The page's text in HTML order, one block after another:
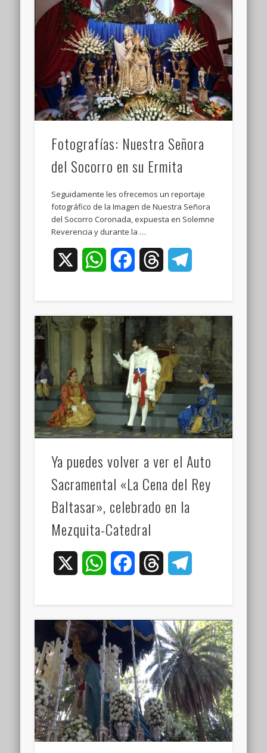
Fotografías: Nuestra Señora
del Socorro en su Ermita
Seguidamente les ofrecemos un reportaje
fotográfico de la Imagen de Nuestra Señora
del Socorro Coronada, expuesta en Solemne
Reverencia y durante la …
WhatsAppFacebookThreads
Ya puedes volver a ver el Auto
Sacramental «La Cena del Rey
Baltasar», celebrado en la
Mezquita-Catedral
WhatsAppFacebookThreads